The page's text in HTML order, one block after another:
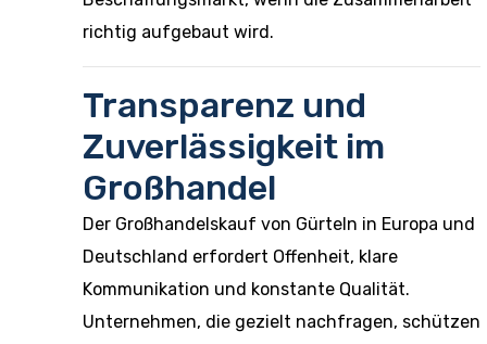
richtig aufgebaut wird.
Transparenz und
Zuverlässigkeit im
Großhandel
Der Großhandelskauf von Gürteln in Europa und
Deutschland erfordert Offenheit, klare
Kommunikation und konstante Qualität.
Unternehmen, die gezielt nachfragen, schützen